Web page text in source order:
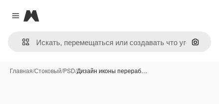
Close menu
Magnific
Поиск
Главная/Стоковый/PSD/Дизайн иконы перераб…